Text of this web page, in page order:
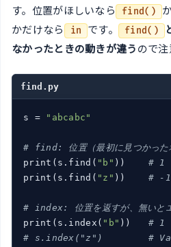
す。位置がほしいなら
find()
かだけなら
in です。 find()
なかったときの動きが違うので注
find.py
s = "abcabc"
# find: 位置（最初に見つかった
print(s.find( "b" )) # 1
print(s.find( "z" )) # -1
# index: 位置を返すが、無いと
print(s.index( "b" )) # 1
# s.index("z")        #